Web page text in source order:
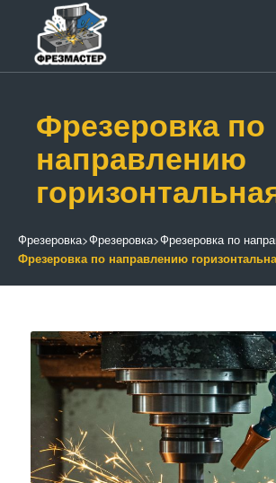
Фрезеровка по
направлению
Фрезеровка>Фрезеровка>Фрезеровка по
Фрезеровка по направлению